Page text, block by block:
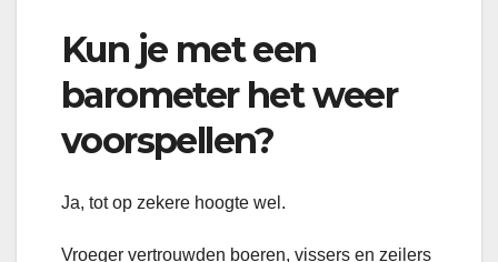
Kun je met een
barometer het weer
voorspellen?
Ja, tot op zekere hoogte wel.
Vroeger vertrouwden boeren, vissers en zeilers